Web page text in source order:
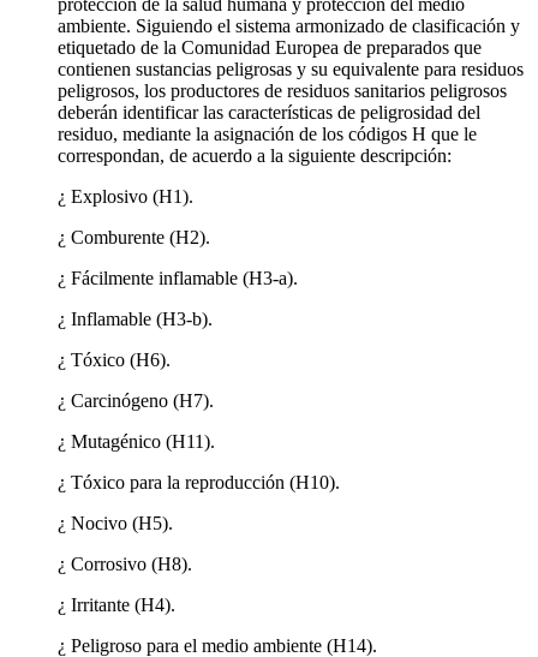
ambiente. Siguiendo el sistema armonizado de clasificación y
etiquetado de la Comunidad Europea de preparados que
contienen sustancias peligrosas y su equivalente para residuos
peligrosos, los productores de residuos sanitarios peligrosos
deberán identificar las características de peligrosidad del
residuo, mediante la asignación de los códigos H que le
correspondan, de acuerdo a la siguiente descripción:
¿ Explosivo (H1).
¿ Comburente (H2).
¿ Fácilmente inflamable (H3-a).
¿ Inflamable (H3-b).
¿ Tóxico (H6).
¿ Carcinógeno (H7).
¿ Mutagénico (H11).
¿ Tóxico para la reproducción (H10).
¿ Nocivo (H5).
¿ Corrosivo (H8).
¿ Irritante (H4).
¿ Peligroso para el medio ambiente (H14).